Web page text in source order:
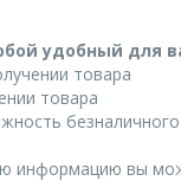
удобный для
товара
товара
информацию вы